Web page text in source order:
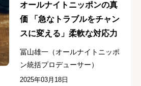
オールナイトニッポンの真
価 「急なトラブルをチャン
スに変える」柔軟な対応力
冨山雄一（オールナイトニッポ
ン統括プロデューサー）
2025年03月18日